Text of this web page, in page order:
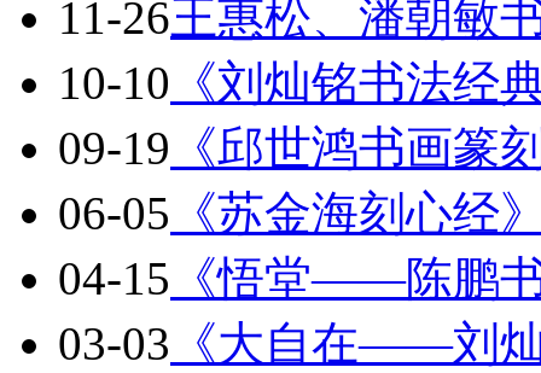
11-26王惠松、潘朝敏
10-10 《刘灿铭书法经
09-19 《邱世鸿书画篆
06-05 《苏金海刻心经
04-15 《悟堂——陈鹏
03-03 《大自在——刘